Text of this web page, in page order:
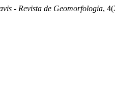
- Revista de Geomorfologia,